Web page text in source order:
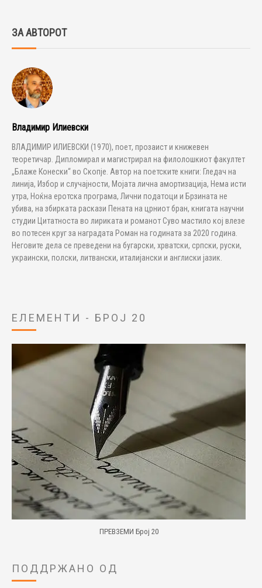
ЗА АВТОРОТ
Владимир Илиевски
ВЛАДИМИР ИЛИЕВСКИ (1970), поет, прозаист и книжевен
теоретичар. Дипломирал и магистрирал на филолошкиот факултет
„Блаже Конески“ во Скопје. Автор на поетските книги: Гледач на
линија, Избор и случајности, Мојата лична амортизација, Нема исти
утра, Ноќна еротска програма, Лични податоци и Брзината не
убива, на збирката раскази Пената на црниот бран, книгата научни
студии Цитатноста во лириката и романот Суво мастило кој влезе
во потесен круг за наградата Роман на годината за 2020 година.
Неговите дела се преведени на бугарски, хрватски, српски, руски,
украински, полски, литвански, италијански и англиски јазик.
ЕЛЕМЕНТИ - БРОЈ 20
ПРЕВЗЕМИ Број 20
ПОДДРЖАНО ОД